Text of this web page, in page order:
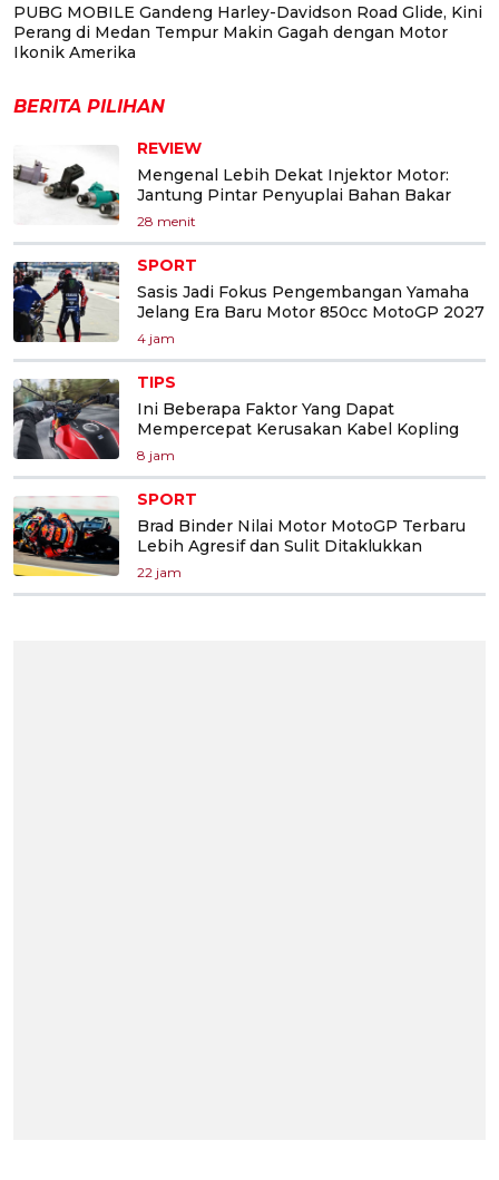
PUBG MOBILE Gandeng Harley-Davidson Road Glide, Kini
Perang di Medan Tempur Makin Gagah dengan Motor
Ikonik Amerika
BERITA PILIHAN
REVIEW
Mengenal Lebih Dekat Injektor Motor:
Jantung Pintar Penyuplai Bahan Bakar
28 menit
SPORT
Sasis Jadi Fokus Pengembangan Yamaha
Jelang Era Baru Motor 850cc MotoGP 2027
4 jam
TIPS
Ini Beberapa Faktor Yang Dapat
Mempercepat Kerusakan Kabel Kopling
8 jam
SPORT
Brad Binder Nilai Motor MotoGP Terbaru
Lebih Agresif dan Sulit Ditaklukkan
22 jam